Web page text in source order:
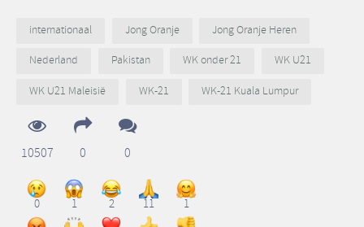
internationaal Jong Oranje
Jong Oranje Heren
Nederland
Pakistan WK onder 21
WK U21
WK U21 Maleisië
WK-21 WK-21 Kuala Lumpur
10507 0 0
0 1 2 11 1